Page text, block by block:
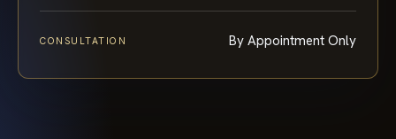
CONSULTATION By Appointment Only